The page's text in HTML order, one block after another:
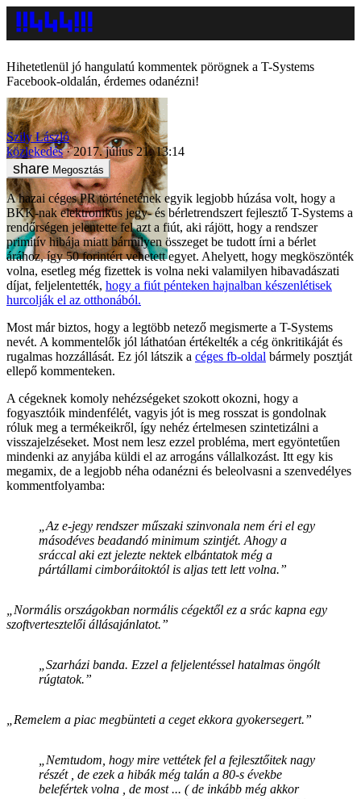
Hihetetlenül jó hangulatú kommentek pörögnek a T-Systems
Facebook-oldalán, érdemes odanézni!
Szily László
közlekedés
2017. július 21. 13:14
Megosztás
A hazai céges PR történetének egyik legjobb húzása volt, hogy a
BKK-nak elektronikus jegy- és bérletrendszert fejlesztő T-Systems a
rendőrségen jelentette fel azt a fiút, aki rájött, hogy a rendszer
primitív hibája miatt bármilyen összeget be tudott írni a bérlet
árához, így 50 forintért vehetett egyet. Ahelyett, hogy megköszönték
volna, esetleg még fizettek is volna neki valamilyen hibavadászati
díjat, feljelentették, hogy a fiút pénteken hajnalban készenlétisek
hurcolják el az otthonából.
Most már biztos, hogy a legtöbb netező megismerte a T-Systems
nevét. A kommentelők jól láthatóan értékelték a cég önkritikáját és
rugalmas hozzállását. Ez jól látszik a céges fb-oldal bármely posztját
ellepő kommenteken.
A cégeknek komoly nehézségeket szokott okozni, hogy a
fogyasztóik mindenfélét, vagyis jót is meg rosszat is gondolnak
róluk meg a termékeikről, így nehéz értelmesen szintetizálni a
visszajelzéseket. Most nem lesz ezzel probléma, mert egyöntetűen
mindenki az anyjába küldi el az arrogáns vállalkozást. Itt egy kis
megamix, de a legjobb néha odanézni és beleolvasni a szenvedélyes
kommentfolyamba:
„Az e-jegy rendszer műszaki szinvonala nem éri el egy
másodéves beadandó minimum szintjét. Ahogy a
sráccal aki ezt jelezte nektek elbántatok még a
pártállami cimboráitoktól is aljas tett lett volna.”
„Normális országokban normális cégektől ez a srác kapna egy
szoftvertesztelői állásajánlatot.”
„Szarházi banda. Ezzel a feljelentéssel hatalmas öngólt
rúgtatok.”
„Remelem a piac megbünteti a ceget ekkora gyokersegert.”
„Nemtudom, hogy mire vettétek fel a fejlesztőitek nagy
részét , de ezek a hibák még talán a 80-s évekbe
belefértek volna , de most ... ( de inkább még akkor